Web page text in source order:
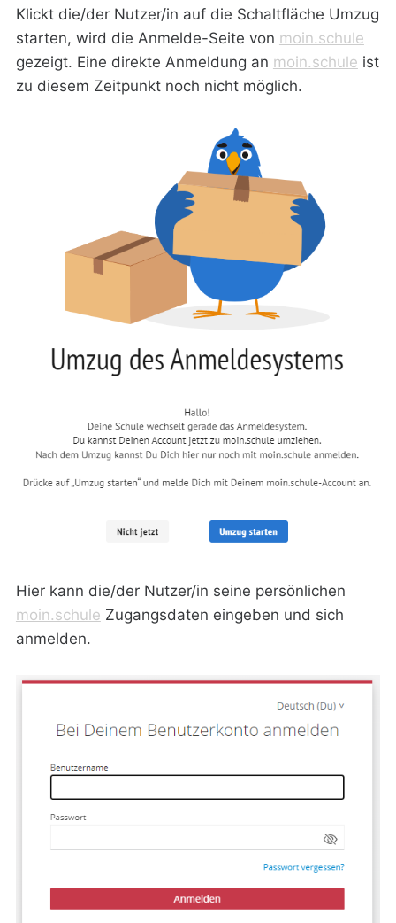
Klickt die/der Nutzer/in auf die Schaltfläche Umzug
starten, wird die Anmelde-Seite von moin.schule
gezeigt. Eine direkte Anmeldung an moin.schule ist
zu diesem Zeitpunkt noch nicht möglich.
Hier kann die/der Nutzer/in seine persönlichen
moin.schule Zugangsdaten eingeben und sich
anmelden.